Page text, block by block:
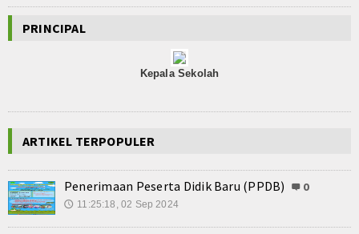
Download
buku digital
PAI
umum
PRINCIPAL
Kepala Sekolah
ARTIKEL TERPOPULER
Penerimaan Peserta Didik Baru (PPDB) 0
🕔 11:25:18, 02 Sep 2024